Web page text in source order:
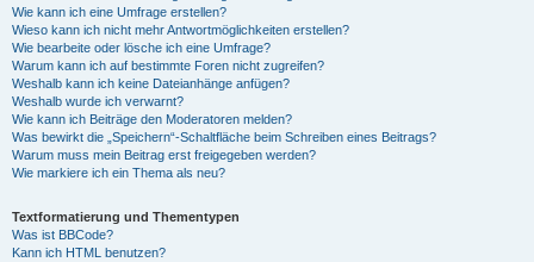
Wie kann ich eine Umfrage erstellen?
Wieso kann ich nicht mehr Antwortmöglichkeiten erstellen?
Wie bearbeite oder lösche ich eine Umfrage?
Warum kann ich auf bestimmte Foren nicht zugreifen?
Weshalb kann ich keine Dateianhänge anfügen?
Weshalb wurde ich verwarnt?
Wie kann ich Beiträge den Moderatoren melden?
Was bewirkt die „Speichern“-Schaltfläche beim Schreiben eines Beitrags?
Warum muss mein Beitrag erst freigegeben werden?
Wie markiere ich ein Thema als neu?
Textformatierung und Thementypen
Was ist BBCode?
Kann ich HTML benutzen?